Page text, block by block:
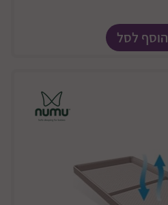
הוסף לסל